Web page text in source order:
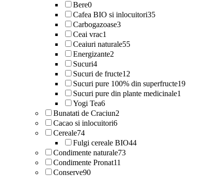
Bere0
Cafea BIO si inlocuitori35
Carbogazoase3
Ceai vrac1
Ceaiuri naturale55
Energizante2
Sucuri4
Sucuri de fructe12
Sucuri pure 100% din superfructe19
Sucuri pure din plante medicinale1
Yogi Tea6
Bunatati de Craciun2
Cacao si inlocuitori6
Cereale74
Fulgi cereale BIO44
Condimente naturale73
Condimente Pronat11
Conserve90